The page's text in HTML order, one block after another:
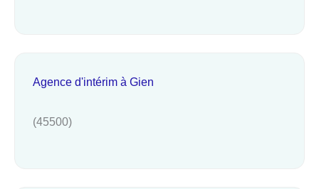
Agence d'intérim à Gien
(45500)